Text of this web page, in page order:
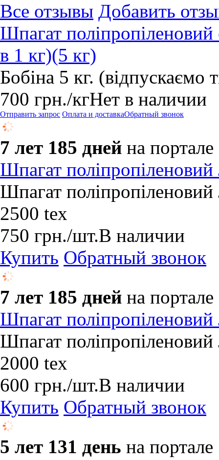
Все отзывы Добавить
Шпагат
в 1 кг)(5 кг)
Бобіна 5 кг. (відпускаємо
700 грн./кгНет в наличии
Отправить запрос Оплата и доставкаОбратный звонок
7 лет 185 дней на портале
Шпагат
Шпагат
2500 tex
750 грн./шт.В наличии
Купить Обратный звонок
7 лет 185 дней на портале
Шпагат
Шпагат
2000 tex
600 грн./шт.В наличии
Купить Обратный звонок
5 лет 131 день на портале